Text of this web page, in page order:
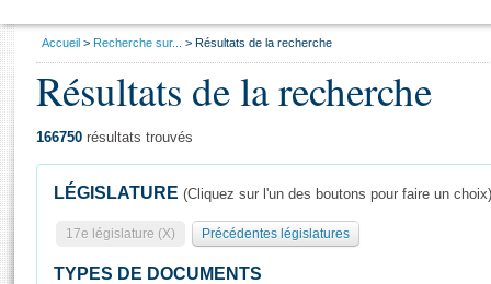
Présidence
Séance publique
Général
Rôle et pouvoirs de l'Assemblée
Visiter l'Assemblée
Vous
Accueil Recherche sur... Résultats de la recherche
Résultats de la recherche
166750 résultats trouvés
LÉGISLATURE (Cliquez sur l'un des boutons pour faire un choix)
17e législature (X) Précédentes législatures
TYPES DE DOCUMENTS